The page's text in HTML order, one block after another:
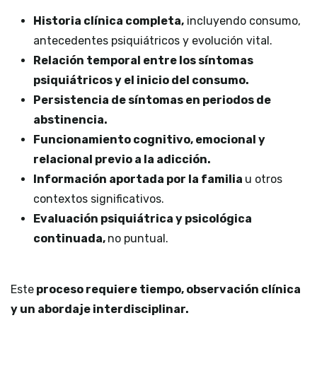
Historia clínica completa, incluyendo consumo,
antecedentes psiquiátricos y evolución vital.
Relación temporal entre los síntomas
psiquiátricos y el inicio del consumo.
Persistencia de síntomas en periodos de
abstinencia.
Funcionamiento cognitivo, emocional y
relacional previo a la adicción.
Información aportada por la familia u otros
contextos significativos.
Evaluación psiquiátrica y psicológica
continuada, no puntual.
Este proceso requiere tiempo, observación clínica
y un abordaje interdisciplinar.